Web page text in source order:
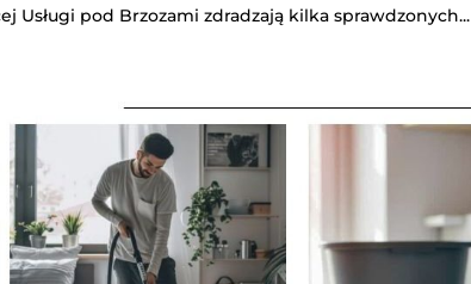
Usługi pod Brzozami zdradzają kilka sprawdzonych...